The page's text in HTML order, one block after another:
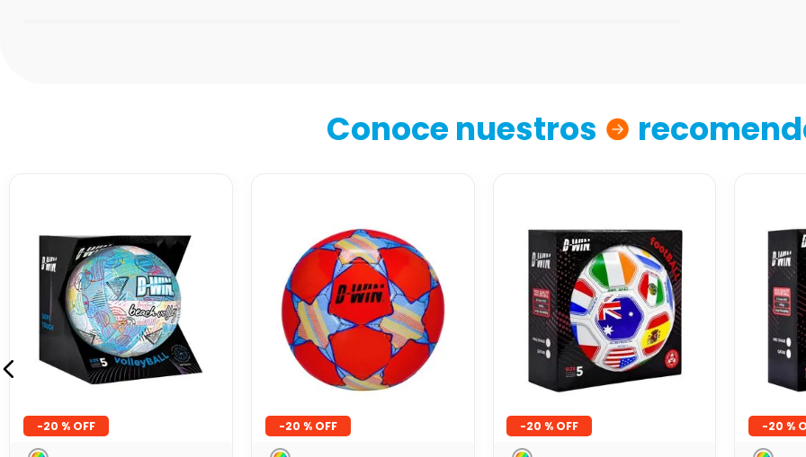
Escribe un comentario
Conoce nuestros
-20 % -20 % -20 % -20 %